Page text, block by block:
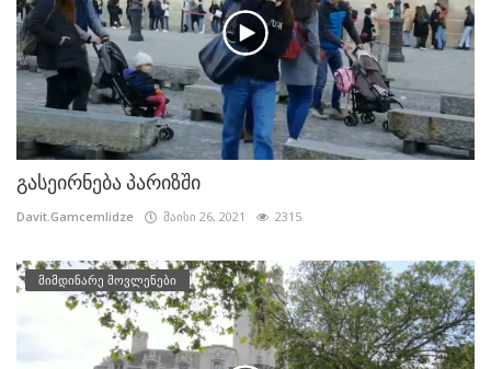
გასეირნება პარიზში
Davit.Gamcemlidze მაისი 26, 2021 2315
მიმდინარე მოვლენები